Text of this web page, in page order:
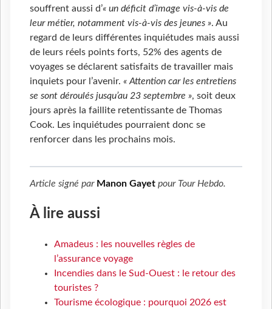
souffrent aussi d’« un déficit d’image vis-à-vis de
leur métier, notamment vis-à-vis des jeunes ». Au
regard de leurs différentes inquiétudes mais aussi
de leurs réels points forts, 52% des agents de
voyages se déclarent satisfaits de travailler mais
inquiets pour l’avenir. « Attention car les entretiens
se sont déroulés jusqu’au 23 septembre », soit deux
jours après la faillite retentissante de Thomas
Cook. Les inquiétudes pourraient donc se
renforcer dans les prochains mois.
Article signé par Manon Gayet pour Tour Hebdo.
À lire aussi
Amadeus : les nouvelles règles de
l’assurance voyage
Incendies dans le Sud-Ouest : le retour des
touristes ?
Tourisme écologique : pourquoi 2026 est